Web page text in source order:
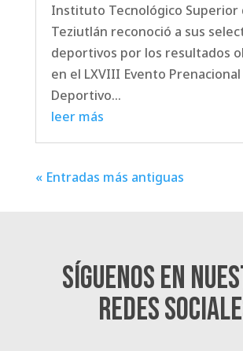
Instituto Tecnológico Superior
Teziutlán reconoció a sus
deportivos por los resultados
en el LXVIII Evento Prenacional
Deportivo...
leer más
« Entradas más antiguas
Síguenos en
redes